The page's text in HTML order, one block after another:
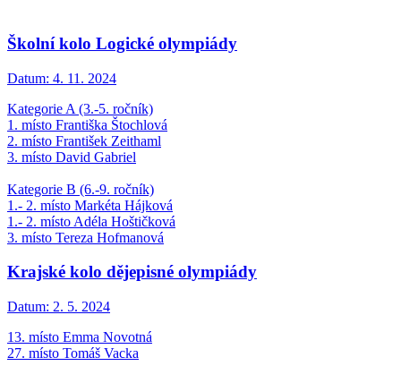
Školní kolo Logické olympiády
Datum: 4. 11. 2024
Kategorie A (3.-5. ročník)
1. místo Františka Štochlová
2. místo František Zeithaml
3. místo David Gabriel
Kategorie B (6.-9. ročník)
1.- 2. místo Markéta Hájková
1.- 2. místo Adéla Hoštičková
3. místo Tereza Hofmanová
Krajské kolo dějepisné olympiády
Datum: 2. 5. 2024
13. místo Emma Novotná
27. místo Tomáš Vacka